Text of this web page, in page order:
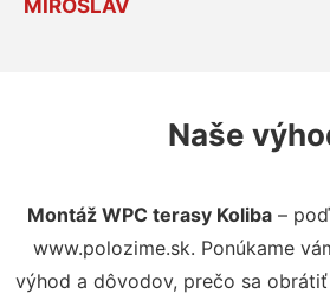
MIROSLAV
Naše
Montáž WPC terasy Koliba–
www.polozime.sk. Ponúkame
výhod a dôvodov, prečo sa obrátiť